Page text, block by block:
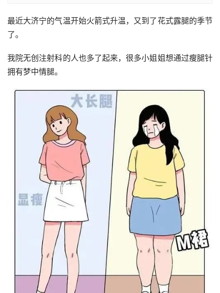
最近大济宁的气温开始火箭式升温，又到了花式露腿的季节
了。
我院无创注射科的人也多了起来，很多小姐姐想通过瘦腿针
拥有梦中情腿。